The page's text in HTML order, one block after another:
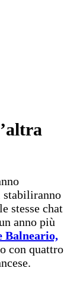
stabiliranno
stesse chat
anno più
Balneario,
con quattro